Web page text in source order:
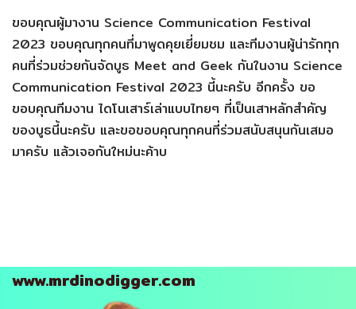
ขอบคุณผู้มางาน Science Communication Festival
2023 ขอบคุณทุกคนที่มาพูดคุยเยี่ยมชม และทีมงานผู้น่ารักทุก
คนที่ร่วมช่วยกันจัดบูธ Meet and Geek กันในงาน Science
Communication Festival 2023 นี้นะครับ อีกครั้ง ขอ
ขอบคุณทีมงาน ไดโนเสาร์เล่าแบบไทยๆ ที่เป็นเสาหลักสำคัญ
ของบูธนี้นะครับ และขอขอบคุณทุกคนที่ร่วมสนับสนุนกันเสมอ
มาครับ แล้วเจอกันใหม่นะค้าบ
www.mrdinodigger.com